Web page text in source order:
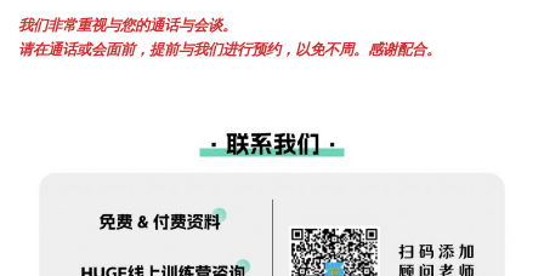
我们非常重视与您的通话与会谈。
请在通话或会面前，提前与我们进行预约，以免不周。感谢配合。